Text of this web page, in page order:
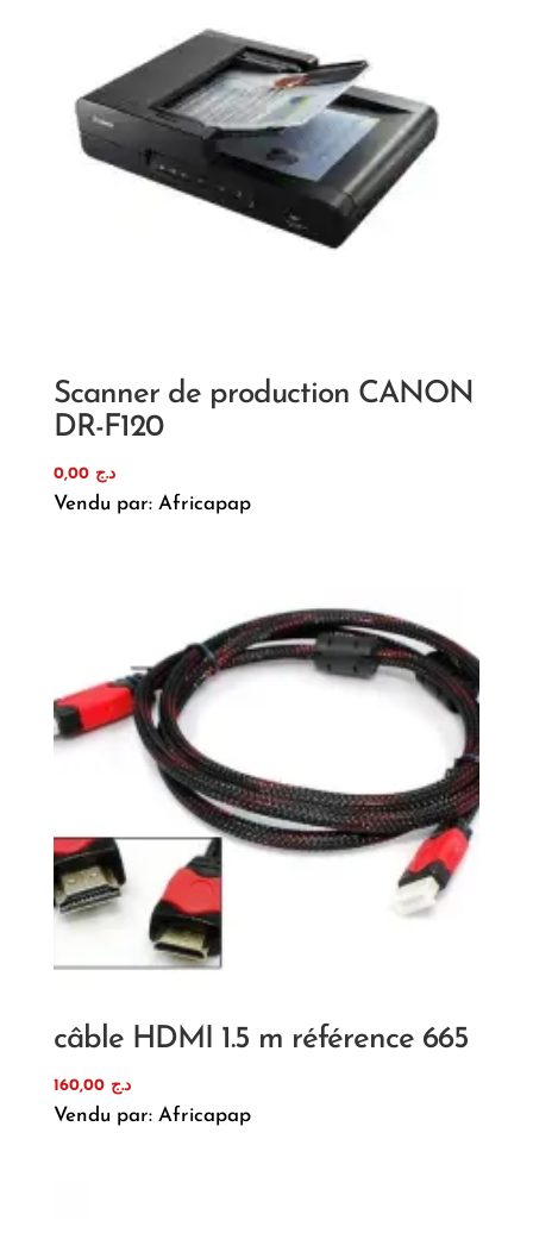
Scanner de production CANON
DR-F120
د.ج 0,00
Vendu par: Africapap
câble HDMI 1.5 m référence 665
د.ج 160,00
Vendu par: Africapap